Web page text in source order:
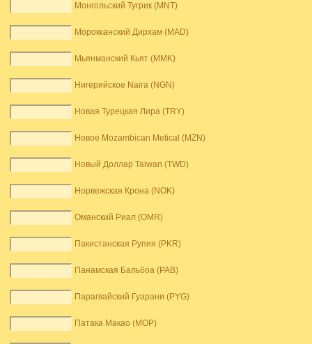
Монгольский Тугрик (MNT)
Морокканский Дирхам (MAD)
Мьянманский Кьят (MMK)
Нигерийское Naira (NGN)
Новая Турецкая Лира (TRY)
Новое Mozambican Metical (MZN)
Новый Доллар Taiwan (TWD)
Норвежская Крона (NOK)
Оманский Риал (OMR)
Пакистанская Рупия (PKR)
Панамская Бальбоа (PAB)
Парагвайский Гуарани (PYG)
Патака Макао (MOP)